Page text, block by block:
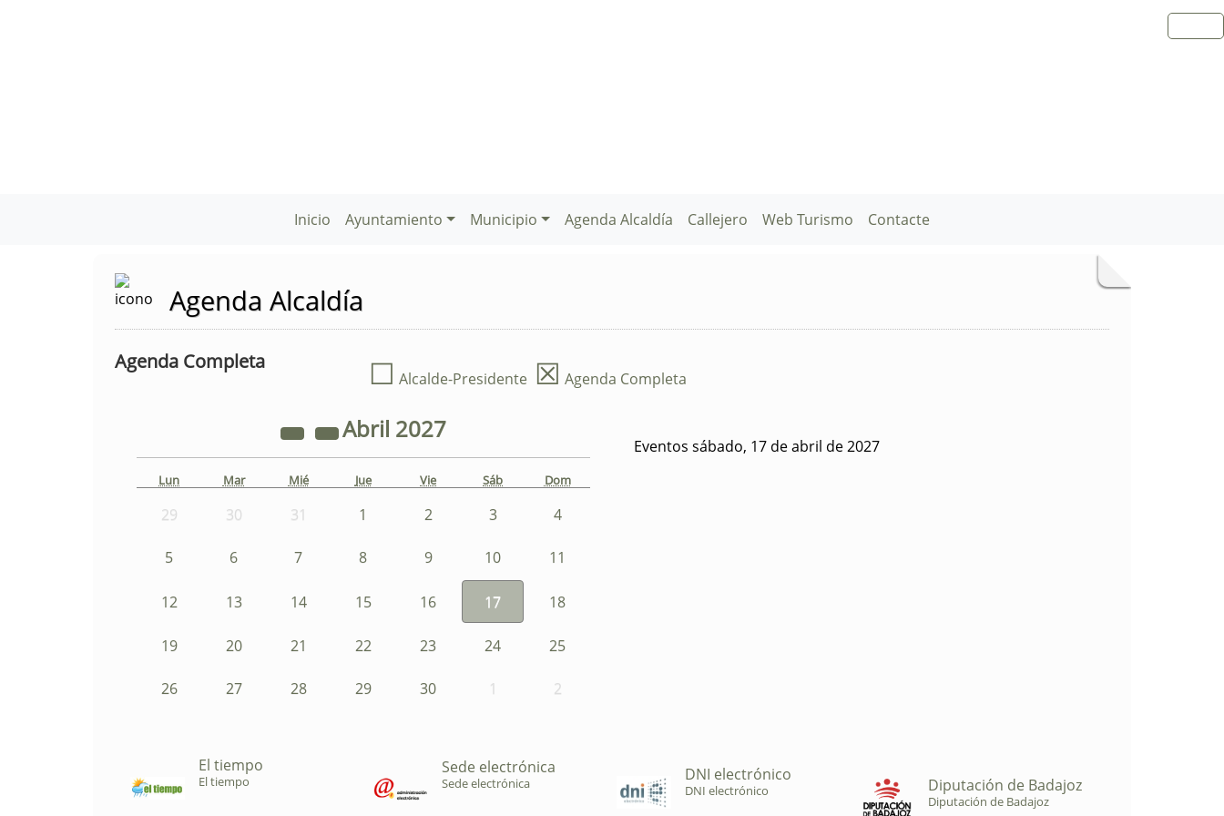
Inicio Ayuntamiento Municipio Agenda Alcaldía Callejero Web Turismo Contacte
Agenda Alcaldía
Agenda Completa ☐ Alcalde-Presidente ☒ Agenda Completa
Abril 2027
Lun Mar Mié Jue Vie Sáb Dom
29 30 31 1 2 3 4
5 6 7 8 9 10 11
12 13 14 15 16 17 18
19 20 21 22 23 24 25
26 27 28 29 30 1 2
Eventos sábado, 17 de abril de 2027
El tiempo
El tiempo
Sede electrónica
Sede electrónica DNI electrónico
DNI electrónico Diputación de Badajoz
Diputación de Badajoz